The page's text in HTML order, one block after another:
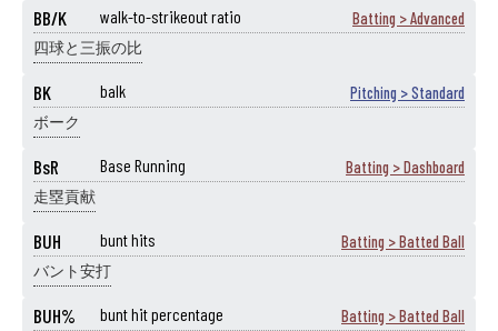
BB/K walk-to-strikeout ratio Batting > Advanced
四球と三振の比
BK balk Pitching > Standard
ボーク
BsR Base Running Batting > Dashboard
走塁貢献
BUH bunt hits Batting > Batted Ball
バント安打
BUH% bunt hit percentage Batting > Batted Ball